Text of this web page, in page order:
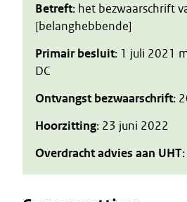
Betreft: het bezwaarschrift
[belanghebbende]
Primair besluit: 1 juli 2021
DC
Ontvangst bezwaarschrift:
Hoorzitting: 23 juni 2022
Overdracht advies aan UHT